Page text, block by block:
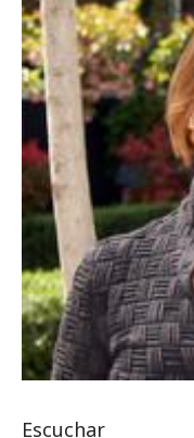
Escuchar